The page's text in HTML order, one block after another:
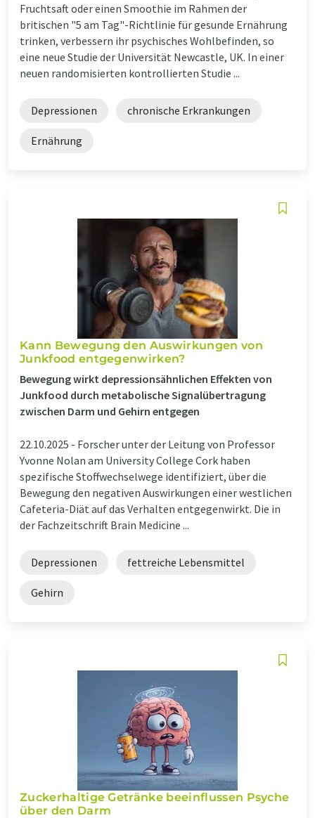
Fruchtsaft oder einen Smoothie im Rahmen der
britischen "5 am Tag"-Richtlinie für gesunde Ernährung
trinken, verbessern ihr psychisches Wohlbefinden, so
eine neue Studie der Universität Newcastle, UK. In einer
neuen randomisierten kontrollierten Studie ...
Depressionen chronische Erkrankungen
Ernährung
Kann Bewegung den Auswirkungen von
Junkfood entgegenwirken?
Bewegung wirkt depressionsähnlichen Effekten von
Junkfood durch metabolische Signalübertragung
zwischen Darm und Gehirn entgegen
22.10.2025 - Forscher unter der Leitung von Professor
Yvonne Nolan am University College Cork haben
spezifische Stoffwechselwege identifiziert, über die
Bewegung den negativen Auswirkungen einer westlichen
Cafeteria-Diät auf das Verhalten entgegenwirkt. Die in
der Fachzeitschrift Brain Medicine ...
Depressionen fettreiche Lebensmittel
Gehirn
Zuckerhaltige Getränke beeinflussen Psyche
über den Darm